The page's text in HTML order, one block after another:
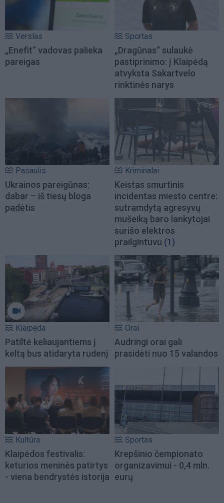
Verslas
„Enefit“ vadovas palieka
pareigas
Sportas
„Dragūnas“ sulaukė
pastiprinimo: į Klaipėdą
atvyksta Sakartvelo
rinktinės narys
Pasaulis
Ukrainos pareigūnas:
dabar – iš tiesų bloga
padėtis
Kriminalai
Keistas smurtinis
incidentas miesto centre:
sutramdytą agresyvų
mušeiką baro lankytojai
surišo elektros
prailgintuvu (1)
Klaipėda
Patiltė keliaujantiems į
keltą bus atidaryta rudenį
Orai
Audringi orai gali
prasidėti nuo 15 valandos
Kultūra
Klaipėdos festivalis:
keturios meninės patirtys
- viena bendrystės istorija
Sportas
Krepšinio čempionato
organizavimui - 0,4 mln.
eurų